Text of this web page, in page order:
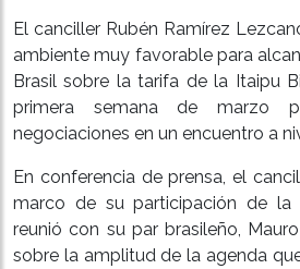
El canciller Rubén Ramírez
ambiente muy favorable para
Brasil sobre la tarifa de la Itaipu
primera semana de marzo
negociaciones en un encuentro a
En conferencia de prensa, el
marco de su participación de la
reunió con su par brasileño,
sobre la amplitud de la agenda